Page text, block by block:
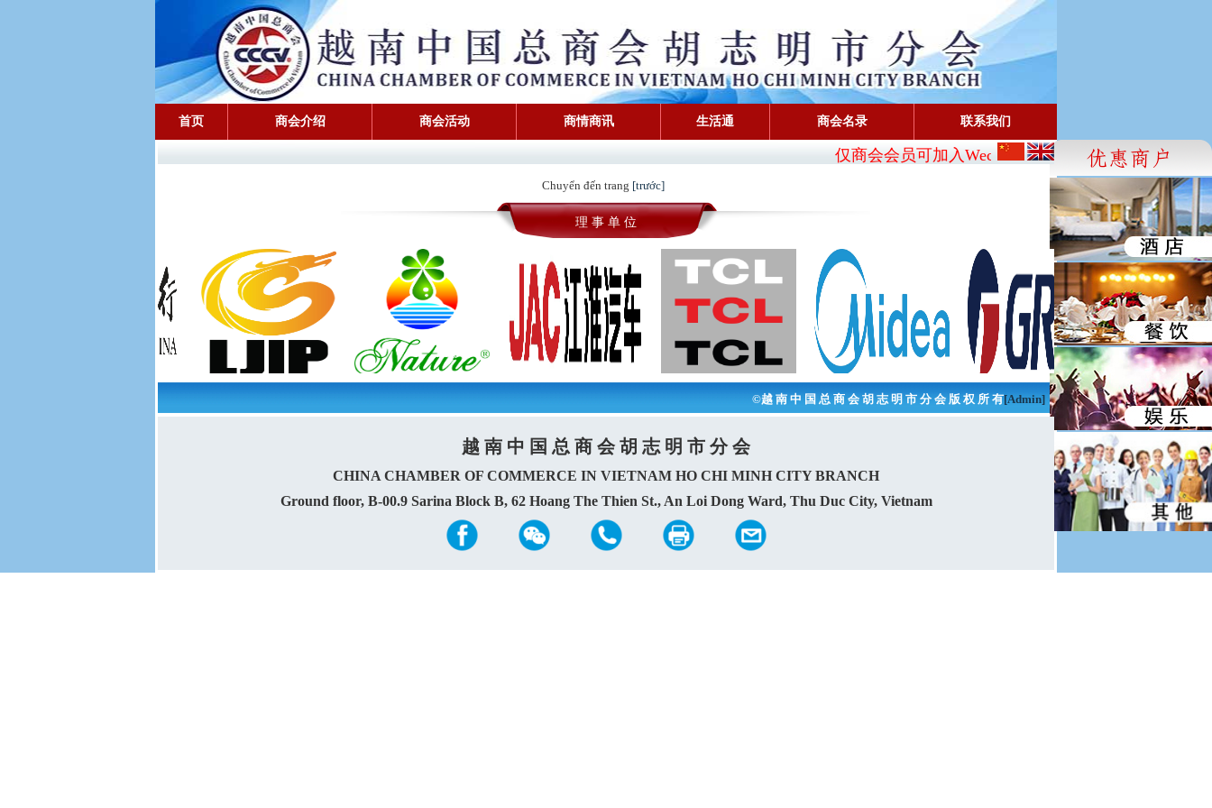
首页 商会介绍 商会活动 商情商讯 生活通 商会名录 联系我们
仅商会会员可加入Wechat: CBA_SG - FaceBook:
Chuyển đến trang [trước]
理 事 单 位
©越 南 中 国 总 商 会 胡 志 明 市 分 会 版 权 所 有[Admin]
越 南 中 国 总 商 会 胡 志 明 市 分 会
CHINA CHAMBER OF COMMERCE IN VIETNAM HO CHI MINH CITY BRANCH
Ground floor, B-00.9 Sarina Block B, 62 Hoang The Thien St., An Loi Dong Ward, Thu Duc City, Vietnam